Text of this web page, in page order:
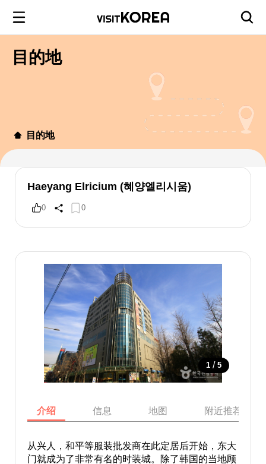
目的地
目的地
Haeyang Elricium (혜양엘리시움)
0 0
1 / 5
介绍 信息 地图 附近推荐景点
从兴人，和平等服装批发商在此定居后开始，东大
门就成为了非常有名的时装城。除了韩国的当地顾